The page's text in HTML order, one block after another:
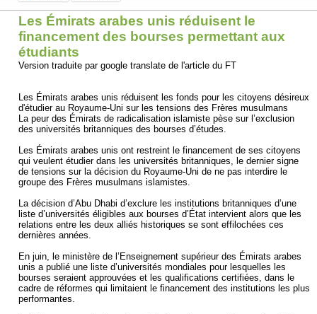
Les Émirats arabes unis réduisent le
financement des bourses permettant aux
étudiants
Version traduite par google translate de l'article du FT
Les Émirats arabes unis réduisent les fonds pour les citoyens désireux
d'étudier au Royaume-Uni sur les tensions des Frères musulmans
La peur des Émirats de radicalisation islamiste pèse sur l’exclusion
des universités britanniques des bourses d’études.
Les Émirats arabes unis ont restreint le financement de ses citoyens
qui veulent étudier dans les universités britanniques, le dernier signe
de tensions sur la décision du Royaume-Uni de ne pas interdire le
groupe des Frères musulmans islamistes.
La décision d’Abu Dhabi d’exclure les institutions britanniques d’une
liste d’universités éligibles aux bourses d’État intervient alors que les
relations entre les deux alliés historiques se sont effilochées ces
dernières années.
En juin, le ministère de l’Enseignement supérieur des Émirats arabes
unis a publié une liste d’universités mondiales pour lesquelles les
bourses seraient approuvées et les qualifications certifiées, dans le
cadre de réformes qui limitaient le financement des institutions les plus
performantes.